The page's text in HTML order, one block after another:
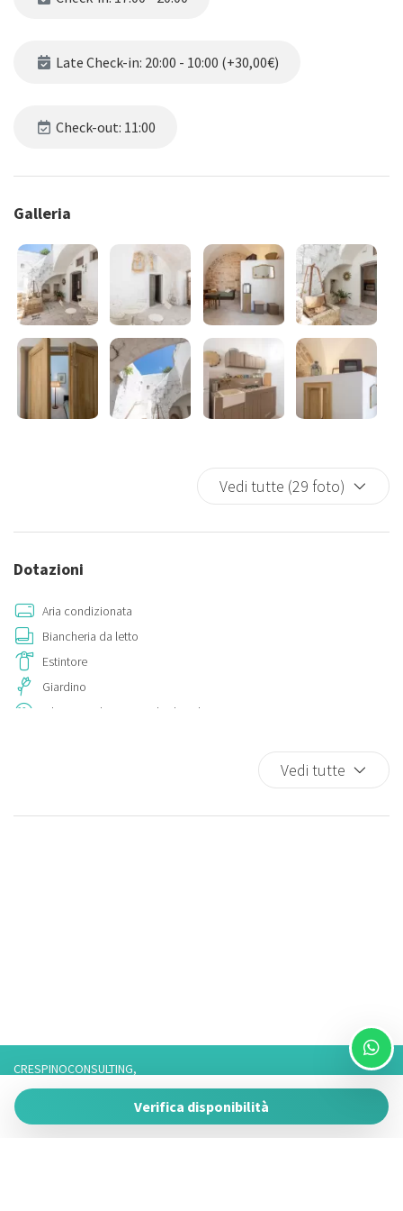
Late Check-in: 20:00 - 10:00 (+30,00€)
Check-out: 11:00
Galleria
Vedi tutte (29 foto)
Dotazioni
Aria condizionata
Biancheria da letto
Estintore
Giardino
Rilevatore di monossido di carbonio
Vedi tutte
Verifica disponibilità
CRESPINOCONSULTING,
Via Franco 3,
73057 Taviano
P.IVA 05266050755